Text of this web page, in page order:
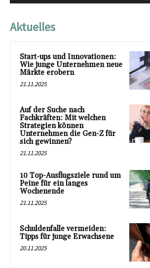
Aktuelles
Start-ups und Innovationen:
Wie junge Unternehmen neue
Märkte erobern
21.11.2025
Auf der Suche nach
Fachkräften: Mit welchen
Strategien können
Unternehmen die Gen-Z für
sich gewinnen?
21.11.2025
10 Top-Ausflugsziele rund um
Peine für ein langes
Wochenende
21.11.2025
Schuldenfalle vermeiden:
Tipps für junge Erwachsene
20.11.2025